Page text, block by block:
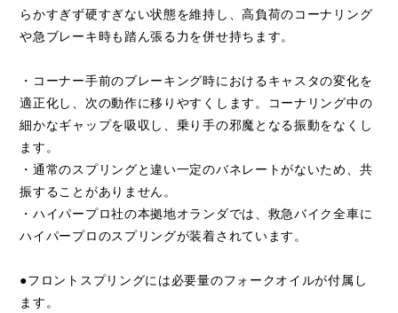
らかすぎず硬すぎない状態を維持し、高負荷のコーナリング
や急ブレーキ時も踏ん張る力を併せ持ちます。
・コーナー手前のブレーキング時におけるキャスタの変化を
適正化し、次の動作に移りやすくします。コーナリング中の
細かなギャップを吸収し、乗り手の邪魔となる振動をなくし
ます。
・通常のスプリングと違い一定のバネレートがないため、共
振することがありません。
・ハイパープロ社の本拠地オランダでは、救急バイク全車に
ハイパープロのスプリングが装着されています。
●フロントスプリングには必要量のフォークオイルが付属し
ます。